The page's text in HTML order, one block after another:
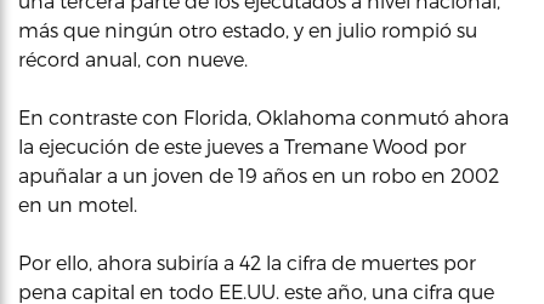
más que ningún otro estado, y en julio rompió su
récord anual, con nueve.
En contraste con Florida, Oklahoma conmutó ahora
la ejecución de este jueves a Tremane Wood por
apuñalar a un joven de 19 años en un robo en 2002
en un motel.
Por ello, ahora subiría a 42 la cifra de muertes por
pena capital en todo EE.UU. este año, una cifra que